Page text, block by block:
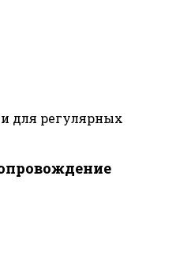
для регулярных